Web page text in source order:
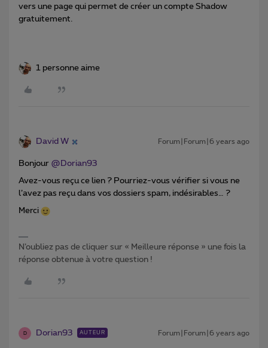
vers une page qui permet de créer un compte Shadow
gratuitement.
1 personne aime
David W Forum|Forum|6 years ago
Bonjour @Dorian93
Avez-vous reçu ce lien ? Pourriez-vous vérifier si vous ne
l’avez pas reçu dans vos dossiers spam, indésirables… ?
Merci
N’oubliez pas de cliquer sur « Meilleure réponse » une fois la
réponse obtenue à votre question !
D Dorian93 AUTEUR Forum|Forum|6 years ago